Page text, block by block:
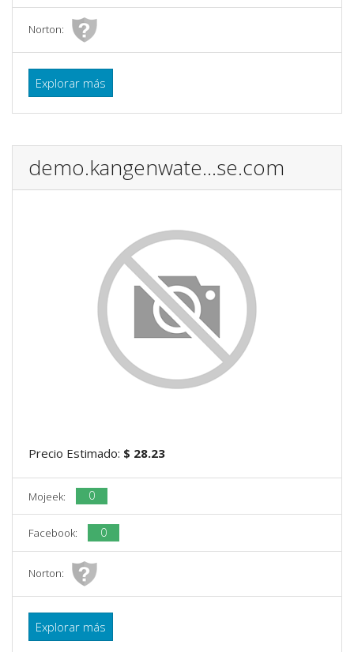
Norton:
Explorar más
demo.kangenwate...se.com
Precio Estimado: $ 28.23
Mojeek: 0
Facebook: 0
Norton:
Explorar más